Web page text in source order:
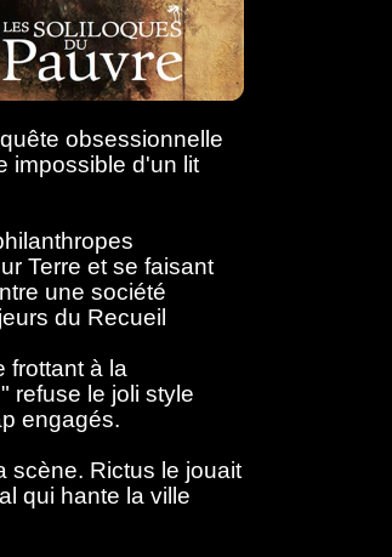
obsessionnelle
impossible d'un lit
Terre et se faisant
une société
du Recueil
frottant à la
refuse le joli style
engagés.
scène. Rictus le jouait
qui hante la ville